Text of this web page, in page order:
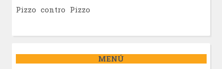
Pizzo contro Pizzo
MENÚ